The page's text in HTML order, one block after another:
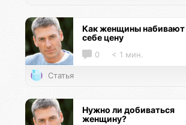
Как женщины набивают
себе цену
0 < 1 мин.
Статья
Нужно ли добиваться
женщину?